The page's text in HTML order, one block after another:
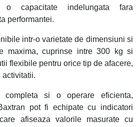
o capacitate indelungata fara
performantei.
intr-o varietate de dimensiuni si
maxima, cuprinse intre 300 kg si
flexibile pentru orice tip de afacere,
activitatii.
completa si o operare eficienta,
pot fi echipate cu indicatori
afiseaza valorile masurate cu